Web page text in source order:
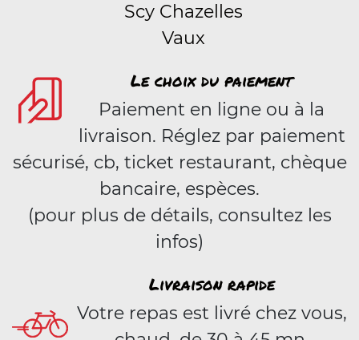
Scy Chazelles
Vaux
Le choix du paiement
Paiement en ligne ou à la
livraison. Réglez par paiement
sécurisé, cb, ticket restaurant, chèque
bancaire, espèces.
(pour plus de détails, consultez les
infos)
Livraison rapide
Votre repas est livré chez vous,